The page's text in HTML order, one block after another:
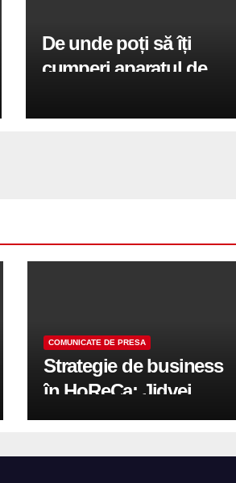
De unde poți să îți
cumperi aparatul de
COMUNICATE DE PRESA
Strategie de business
în HoReCa: Jidvei
transformă terasele în